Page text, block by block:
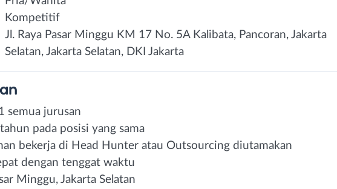
Kompetitif
Jl. Raya Pasar Minggu KM 17 No. 5A Kalibata, Pancoran, Jakarta
Selatan, Jakarta Selatan, DKI Jakarta
semua jurusan
pada posisi yang sama
bekerja di Head Hunter atau Outsourcing diutamakan
dengan tenggat waktu
Minggu, Jakarta Selatan